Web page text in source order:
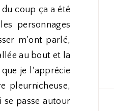
coup ça a été
personnages
m'ont parlé,
au bout et la
je l'apprécie
pleurnicheuse,
passe autour